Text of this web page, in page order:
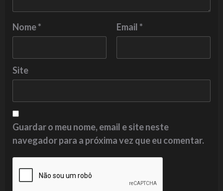
Nome* Email*
Site
Guardar o meu nome, email e site neste
navegador para a próxima vez que eu comentar.